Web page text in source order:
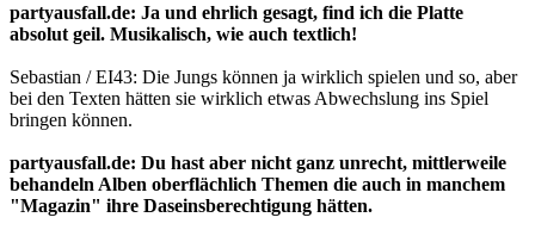
partyausfall.de: Ja und ehrlich gesagt, find ich die Platte
absolut geil. Musikalisch, wie auch textlich!
Sebastian / EI43: Die Jungs können ja wirklich spielen und so, aber
bei den Texten hätten sie wirklich etwas Abwechslung ins Spiel
bringen können.
partyausfall.de: Du hast aber nicht ganz unrecht, mittlerweile
behandeln Alben oberflächlich Themen die auch in manchem
"Magazin" ihre Daseinsberechtigung hätten.